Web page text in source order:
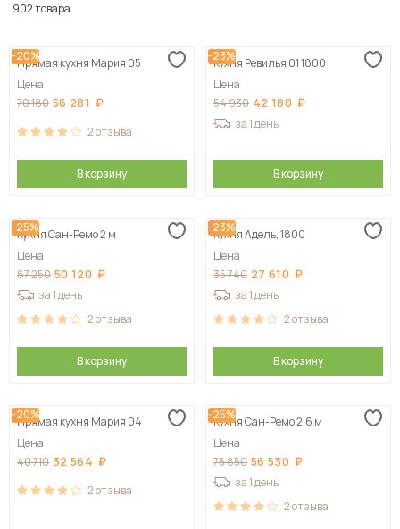
Сначала дорогие
902 товара
-20%
Прямая кухня Мария 05
Цена
70 180 56 281
2отзыва
В корзину
-23%
Кухня Ревилья 01 1800
Цена
54 930 42 180
за 1 день
В корзину
-25%
Кухня Сан-Ремо 2 м
Цена
67 250 50 120
за 1 день
2отзыва
В корзину
-23%
Кухня Адель, 1800
Цена
35 740 27 610
за 1 день
2отзыва
В корзину
-20%
Прямая кухня Мария 04
Цена
40 710 32 564
2отзыва
-25%
Кухня Сан-Ремо 2,6 м
Цена
75 850 56 530
за 1 день
2отзыва